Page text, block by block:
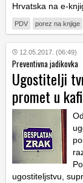
Hrvatska na e-
PDV porez na knjige
12.05.2017. (06:49)
Preventivna jadikovka
Ugostitelji
promet u
ugostiteljstvu,